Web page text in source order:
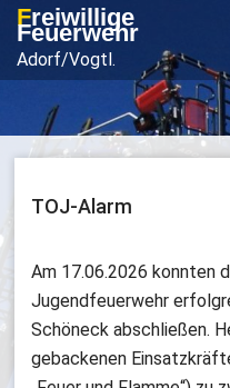
Zum
Inhalt
springen
Freiwillige
Feuerwehr
Adorf/Vogtl.
TOJ-Alarm
Am 17.06.2026 konnten
Jugendfeuerwehr
Schöneck abschließen.
gebackenen